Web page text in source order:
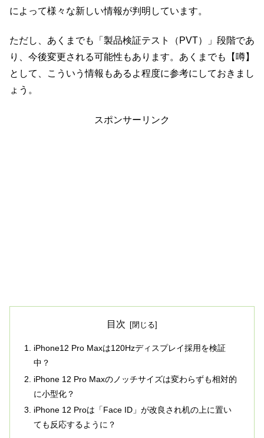
によって様々な新しい情報が判明しています。
ただし、あくまでも「製品検証テスト（PVT）」段階であ
り、今後変更される可能性もあります。あくまでも【噂】
として、こういう情報もあるよ程度に参考にしておきまし
ょう。
スポンサーリンク
目次
iPhone12 Pro Maxは120Hzディスプレイ採用を検証
中？
iPhone 12 Pro Maxのノッチサイズは変わらずも相対的
に小型化？
iPhone 12 Proは「Face ID」が改良され机の上に置い
ても反応するように？